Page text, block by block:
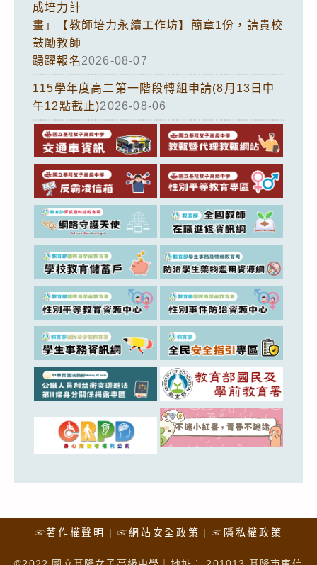
成培力計
畫」【教師培力永續工作坊】簡章1份，請貴校
鼓勵教師
踴躍報名2026-08-07
115學年度高二第一階段轉組申請(8月13日中
午12點截止)2026-08-06
☞著作權聲明 ☞網站安全政策 ☞隱私權政策